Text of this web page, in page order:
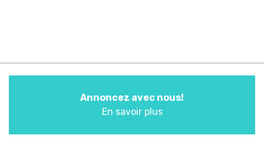
Annoncez avec nous!
En savoir plus